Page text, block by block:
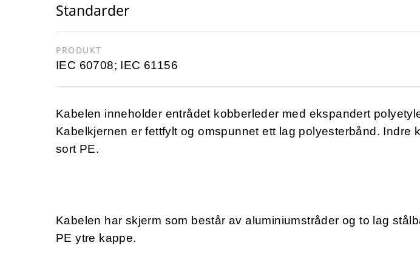
Standarder
PRODUKT
IEC 60708; IEC 61156
Kabelen inneholder entrådet kobberleder med ekspandert
Kabelkjernen er fettfylt og omspunnet ett lag polyesterbånd. Indre
sort PE.
Kabelen har skjerm som består av aluminiumstråder og to lag
PE ytre kappe.